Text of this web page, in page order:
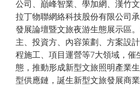
公司、巔峰智業、學加網、漢竹
拉丁物聯網絡科技股份有限公司
發展論壇暨文旅夜游生態展示區
主、投資方、內容策劃、方案設
程施工、項目運營等7大領域，催
態，推動形成新型文旅照明產業
型供應鏈，誕生新型文旅發展商